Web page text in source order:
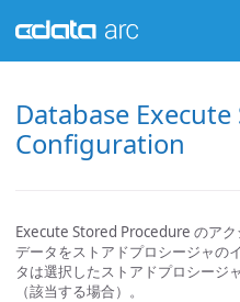
Database
Configuration
Execute Stored Procedure のア
データをストアドプロシージャの
タは選択したストアドプロシージ
（該当する場合）。